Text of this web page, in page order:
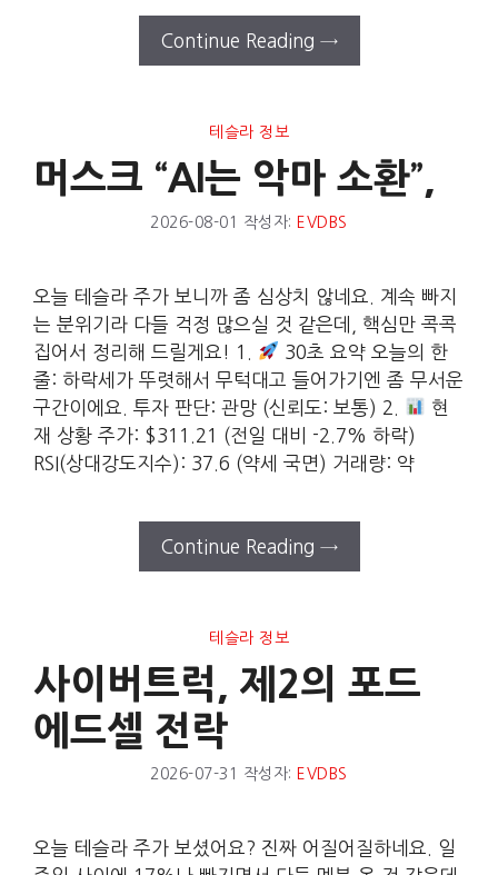
Continue Reading →
테슬라 정보
머스크 “AI는 악마 소환”,
2026-08-01 작성자: EVDBS
오늘 테슬라 주가 보니까 좀 심상치 않네요. 계속 빠지
는 분위기라 다들 걱정 많으실 것 같은데, 핵심만 콕콕
집어서 정리해 드릴게요! 1.
30초 요약 오늘의 한
줄: 하락세가 뚜렷해서 무턱대고 들어가기엔 좀 무서운
구간이에요. 투자 판단: 관망 (신뢰도: 보통) 2.
현
재 상황 주가: $311.21 (전일 대비 -2.7% 하락)
RSI(상대강도지수): 37.6 (약세 국면) 거래량: 약
Continue Reading →
테슬라 정보
사이버트럭, 제2의 포드
에드셀 전락
2026-07-31 작성자: EVDBS
오늘 테슬라 주가 보셨어요? 진짜 어질어질하네요. 일